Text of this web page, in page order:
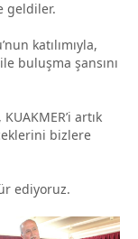
geldiler.
katılımıyla,
buluşma şansını
artık
bizlere
ediyoruz.